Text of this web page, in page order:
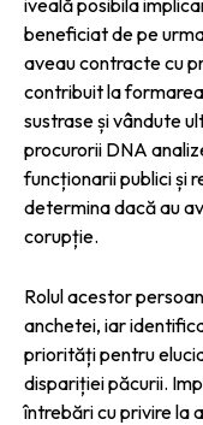
beneficiat de pe
aveau contracte cu
contribuit la
sustrase și vândute
procurorii DNA
funcționarii publici și
determina dacă au
corupție.
Rolul acestor
anchetei, iar
priorități pentru
dispariției păcurii.
întrebări cu privire la